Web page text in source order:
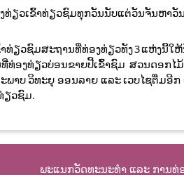
ວເຂົ້າທ່ຽວຊົມທຸກວັນນັບແຕ່ວັນຈັນຫາວັນ
ທ່ຽວຊົມສະຖານທີ່ທ່ອງທ່ຽວທັງ 3 ແຫ່ງນີ້
ທ່ອງທ່ຽວບ່ອນຂາຍປີ້ເຂົ້າຊົມ ສວນດອກ
າບ ວິທະຍຸ ອອນລາຍ ແລະ ເວບໄຊຕື່ມ
ຽວຊົມ.
ພະແນກວັດທະນະທຳ ແລະ ການທ່